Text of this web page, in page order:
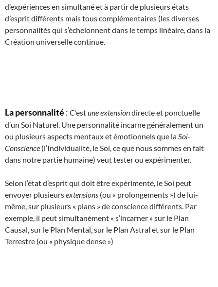
d’expériences en simultané et à partir de plusieurs états
d’esprit différents mais tous complémentaires (les diverses
personnalités qui s’échelonnent dans le temps linéaire, dans la
Création universelle continue.
La personnalité : C’estune extensiondirecte et ponctuelle
d’un Soi Naturel. Une personnalité incarne généralement un
ou plusieurs aspects mentaux et émotionnels que la Soi-
Conscience (l’Individualité, le Soi, ce que nous sommes en fait
dans notre partie humaine) veut tester ou expérimenter.
Selon l’état d’esprit qui doit être expérimenté, le Soi peut
envoyer plusieursextensions (ou « prolongements ») de lui-
même, sur plusieurs « plans » de conscience différents. Par
exemple, il peut simultanément « s’incarner » sur le Plan
Causal, sur le Plan Mental, sur le Plan Astral et sur le Plan
Terrestre (ou « physique dense »)